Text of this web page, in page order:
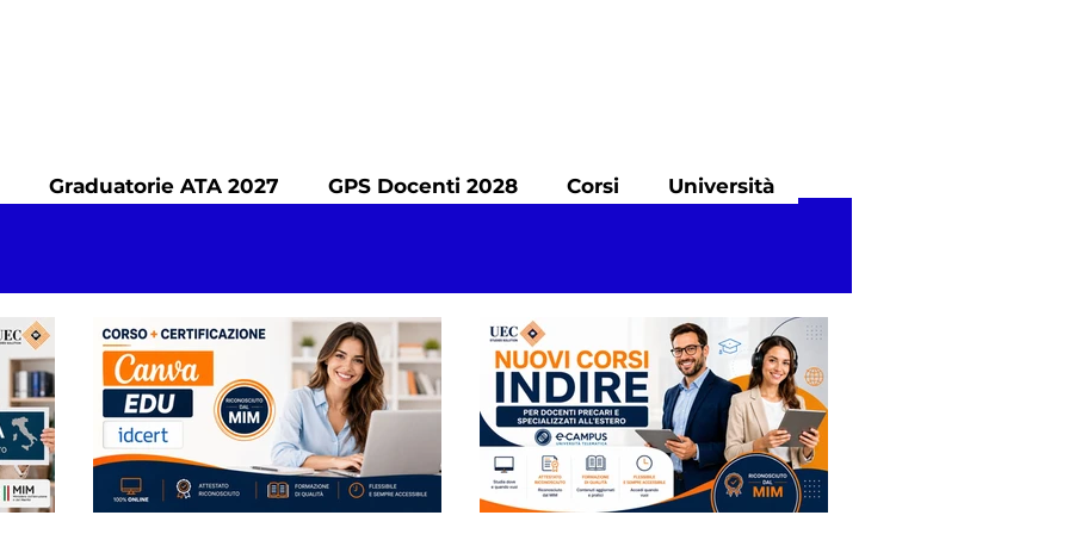
Graduatorie ATA 2027 GPS Docenti 2028 Corsi Università